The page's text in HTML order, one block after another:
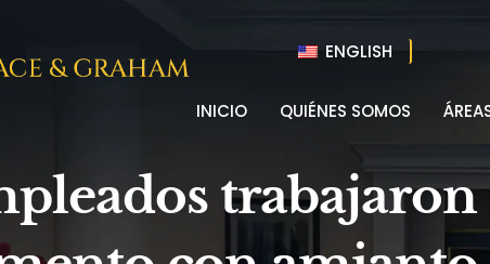
ENGLISH
INICIO QUIÉNES SOMOS